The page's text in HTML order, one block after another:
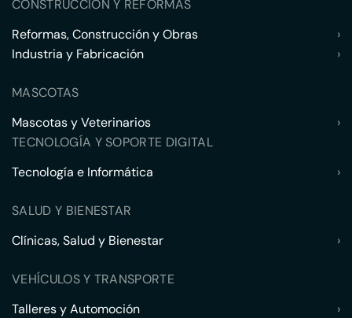
CONSTRUCCIÓN Y REFORMAS
Reformas, Construcción y Obras
›
Industria y Fabricación
›
MASCOTAS
Mascotas y Veterinarios
›
TECNOLOGÍA Y SOPORTE DIGITAL
Tecnología e Informática
›
SALUD Y BIENESTAR
Clínicas, Salud y Bienestar
›
VEHÍCULOS Y TRANSPORTE
Talleres y Automoción
›